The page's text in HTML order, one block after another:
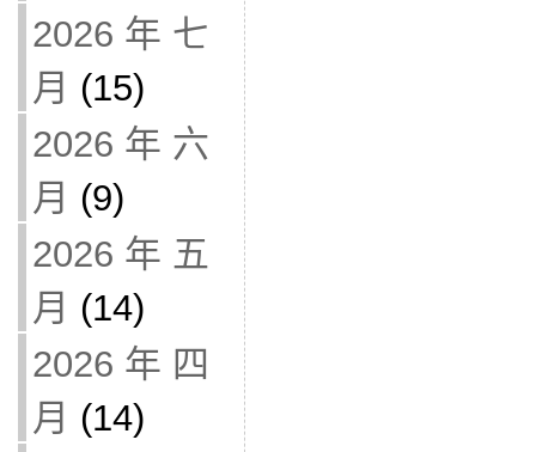
2026 年 七
月 (15)
2026 年 六
月 (9)
2026 年 五
月 (14)
2026 年 四
月 (14)